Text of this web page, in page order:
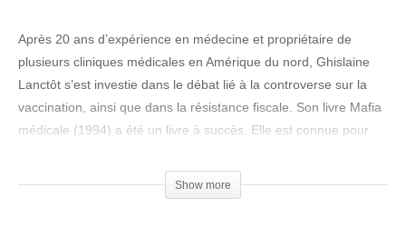
Après 20 ans d’expérience en médecine et propriétaire de
plusieurs cliniques médicales en Amérique du nord, Ghislaine
Lanctôt s’est investie dans le débat lié à la controverse sur la
vaccination, ainsi que dans la résistance fiscale. Son livre Mafia
médicale (1994) a été un livre à succès. Elle est connue pour
carte d’assurance maladie et ne plus avoir fait sa déclaration
d’impôt afin de se dissocier du « système financier ». Elle a fait
Show more